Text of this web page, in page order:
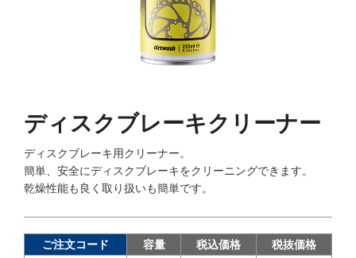
ディスクブレーキクリーナー
ディスクブレーキ用クリーナー。
簡単、安全にディスクブレーキをクリーニングできます。
乾燥性能も良く取り扱いも簡単です。
ご注文コード 容量 税込価格
税抜価格